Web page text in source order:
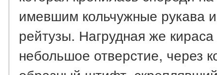
имевшим кольчужные рукава
рейтузы. Нагрудная же
небольшое отверстие, через